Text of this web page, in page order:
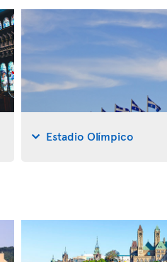
Estadio Olímpico